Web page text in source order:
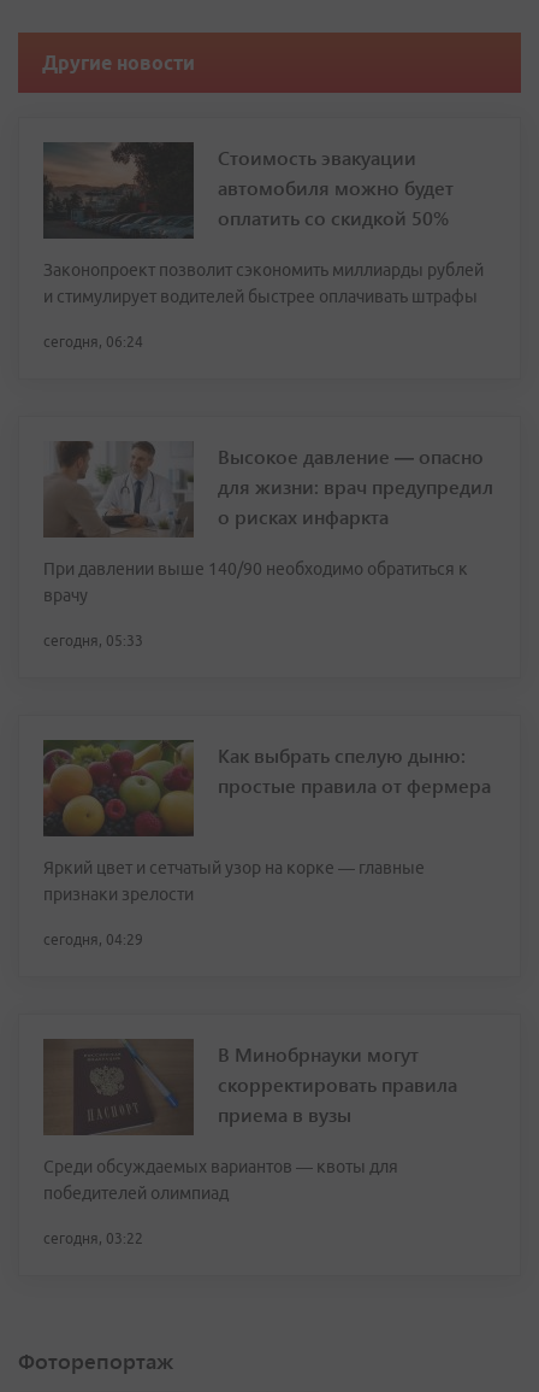
Другие новости
Стоимость эвакуации
автомобиля можно будет
оплатить со скидкой 50%
Законопроект позволит сэкономить миллиарды рублей
и стимулирует водителей быстрее оплачивать штрафы
сегодня, 06:24
Высокое давление — опасно
для жизни: врач предупредил
о рисках инфаркта
При давлении выше 140/90 необходимо обратиться к
врачу
сегодня, 05:33
Как выбрать спелую дыню:
простые правила от фермера
Яркий цвет и сетчатый узор на корке — главные
признаки зрелости
сегодня, 04:29
В Минобрнауки могут
скорректировать правила
приема в вузы
Среди обсуждаемых вариантов — квоты для
победителей олимпиад
сегодня, 03:22
Фоторепортаж